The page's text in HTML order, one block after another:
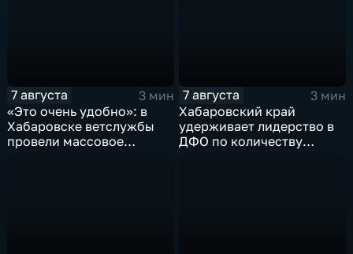
7 августа
3 мин
«Это очень удобно»: в
Хабаровске ветслужбы
провели массовое
7 августа
3 мин
Хабаровский край
удерживает лидерство в
ДФО по количеству